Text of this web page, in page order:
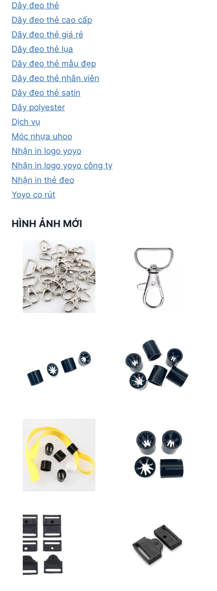
Dây đeo thẻ
Dây đeo thẻ cao cấp
Dây đeo thẻ giá rẻ
Dây đeo thẻ lụa
Dây đeo thẻ mẫu đẹp
Dây đeo thẻ nhân viên
Dây đeo thẻ satin
Dây polyester
Dịch vụ
Móc nhựa uhoo
Nhận in logo yoyo
Nhận in logo yoyo công ty
Nhận in thẻ đeo
Yoyo co rút
HÌNH ẢNH MỚI